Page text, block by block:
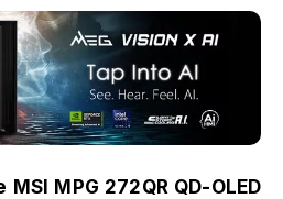
MPG 272QR QD-OLED